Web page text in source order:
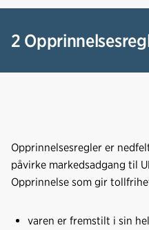
2
Opprinnelsesregler er
påvirke markedsadgang til
Opprinnelse som gir
varen er fremstilt i sin